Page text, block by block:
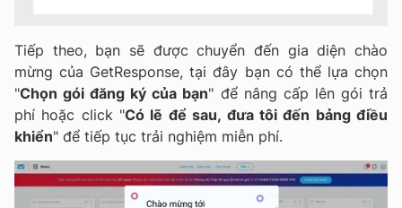
Tiếp theo, bạn sẽ được chuyển đến gia diện chào
mừng của GetResponse, tại đây bạn có thể lựa chọn
"Chọn gói đăng ký của bạn" để nâng cấp lên gói trả
phí hoặc click "Có lẽ để sau, đưa tôi đến bảng điều
khiển" để tiếp tục trải nghiệm miễn phí.